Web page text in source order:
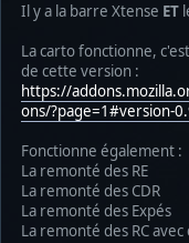
Il y a la barre Xtense ET
La carto fonctionne,
de cette version :
https://
ons/?page=1#version-
Fonctionne également :
La remonté des RE
La remonté des CDR
La remonté des Expés
La remonté des RC